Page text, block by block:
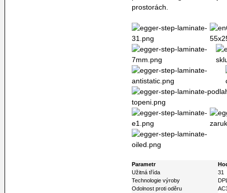
prostorách.
Parametr
Užitná třída
31
Technologie výroby
Odolnost proti oděru